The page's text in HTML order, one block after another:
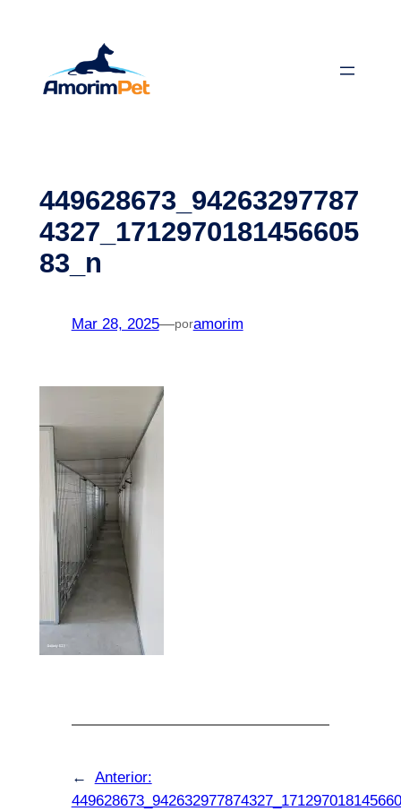
conteúdo
449628673_94263297787
4327_1712970181456605
83_n
Mar 28, 2025—poramorim
←
Anterior: